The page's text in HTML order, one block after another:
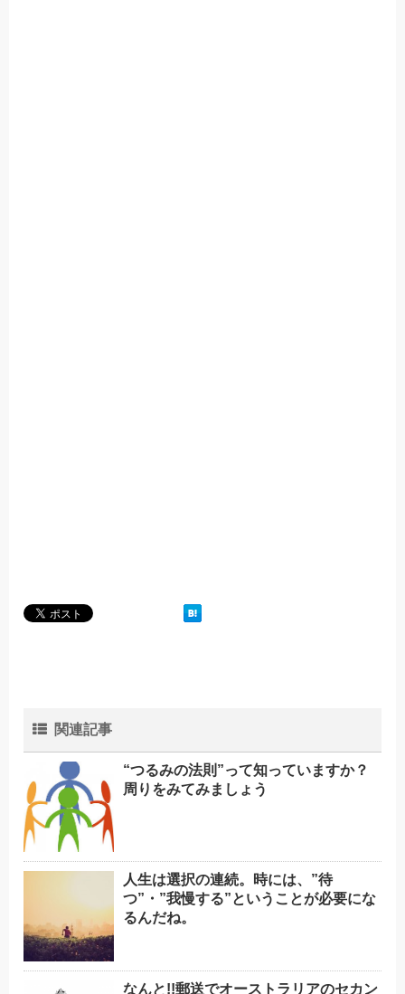
関連記事
“つるみの法則”って知っていますか？
周りをみてみましょう
人生は選択の連続。時には、”待
つ”・”我慢する”ということが必要にな
るんだね。
なんと!!郵送でオーストラリアのセカン